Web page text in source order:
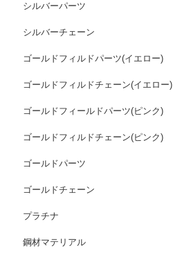
シルバーパーツ
シルバーチェーン
ゴールドフィルドパーツ(イエロー)
ゴールドフィルドチェーン(イエロー)
ゴールドフィールドパーツ(ピンク)
ゴールドフィルドチェーン(ピンク)
ゴールドパーツ
ゴールドチェーン
プラチナ
鋼材マテリアル